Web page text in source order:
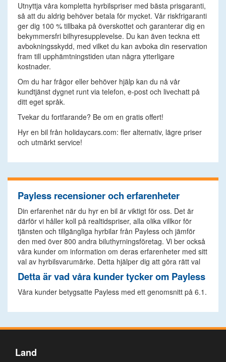
Utnyttja våra kompletta hyrbilspriser med bästa prisgaranti,
så att du aldrig behöver betala för mycket. Vår riskfrigaranti
ger dig 100 % tillbaka på överskottet och garanterar dig en
bekymmersfri bilhyresupplevelse. Du kan även teckna ett
avbokningsskydd, med vilket du kan avboka din reservation
fram till upphämtningstiden utan några ytterligare
kostnader.
Om du har frågor eller behöver hjälp kan du nå vår
kundtjänst dygnet runt via telefon, e-post och livechatt på
ditt eget språk.
Tvekar du fortfarande? Be om en gratis offert!
Hyr en bil från holidaycars.com: fler alternativ, lägre priser
och utmärkt service!
Payless recensioner och erfarenheter
Din erfarenhet när du hyr en bil är viktigt för oss. Det är
därför vi håller koll på realtidspriser, alla olika villkor för
tjänsten och tillgängliga hyrbilar från Payless och jämför
den med över 800 andra biluthyrningsföretag. Vi ber också
våra kunder om information om deras erfarenheter med sitt
val av hyrbilsvarumärke. Detta hjälper dig att göra rätt val
Detta är vad våra kunder tycker om Payless
Våra kunder betygsatte Payless med ett genomsnitt på 6.1.
Land